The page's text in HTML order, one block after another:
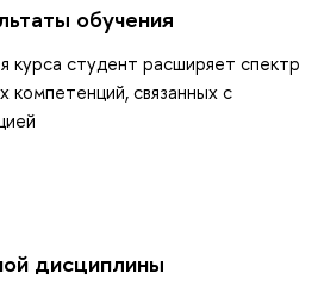
обучения
курса студент расширяет спектр
компетенций, связанных с
дисциплины